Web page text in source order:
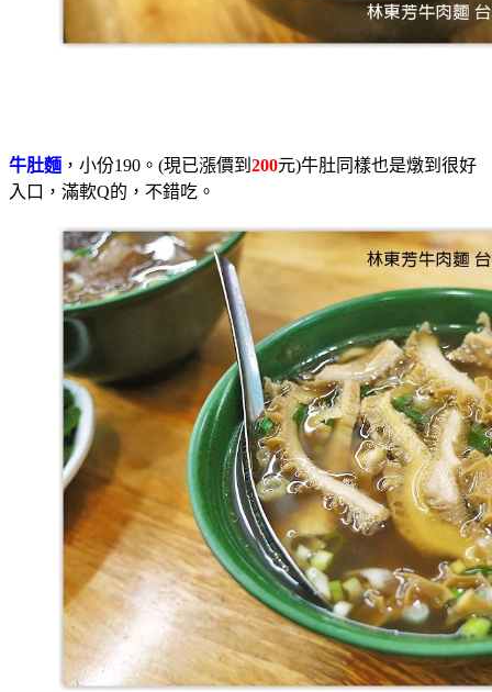
牛肚麵 ，小份190。(現已漲價到 200元)牛肚同樣也是燉到很好
入口，滿軟Q的，不錯吃。